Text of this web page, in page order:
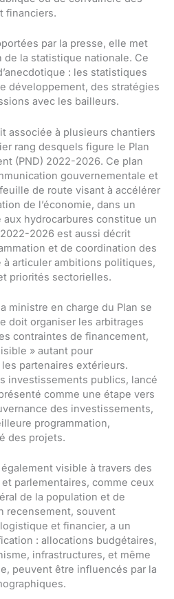
financiers.
par la presse, elle met
de la statistique nationale. Ce
: les statistiques
développement, des stratégies
avec les bailleurs.
associée à plusieurs chantiers
rang desquels figure le Plan
(PND) 2022-2026. Ce plan
gouvernementale et
de route visant à accélérer
de l’économie, dans un
hydrocarbures constitue un
2026 est aussi décrit
et de coordination des
articuler ambitions politiques,
priorités sectorielles.
ministre en charge du Plan se
doit organiser les arbitrages
contraintes de financement,
» autant pour
partenaires extérieurs.
investissements publics, lancé
comme une étape vers
des investissements,
programmation,
des projets.
visible à travers des
parlementaires, comme ceux
de la population et de
recensement, souvent
et financier, a un
: allocations budgétaires,
infrastructures, et même
peuvent être influencés par la